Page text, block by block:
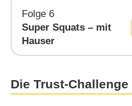
Folge 6
Super Squats – mit
Hauser
Die Trust-Challenge